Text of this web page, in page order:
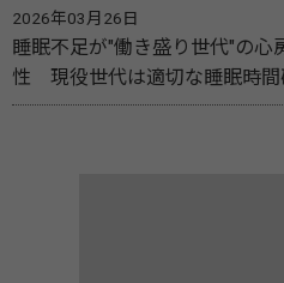
2026年03月26日
睡眠不足が"働き盛り世代"の心
性 現役世代は適切な睡眠時間